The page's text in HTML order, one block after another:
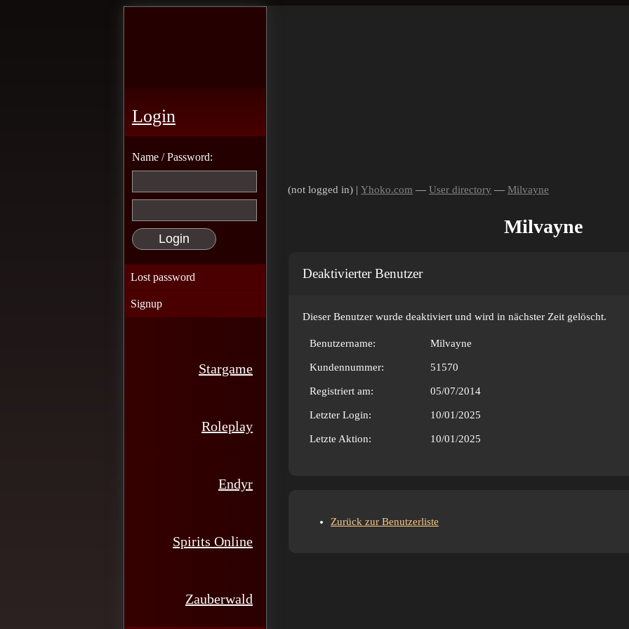
Login
Name / Password:
Lost password
Signup
Stargame
Roleplay
Endyr
Spirits Online
Zauberwald
(not logged in) | Yhoko.com — User directory — Milvayne
Milvayne
Deaktivierter Benutzer
Dieser Benutzer wurde deaktiviert und wird in nächster Zeit gelöscht.
Benutzername: Milvayne
Kundennummer: 51570
Registriert am: 05/07/2014
Letzter Login: 10/01/2025
Letzte Aktion: 10/01/2025
Zurück zur Benutzerliste